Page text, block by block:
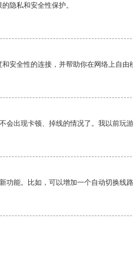
隐私和安全性保护。
安全性的连接，并帮助你在网络上自由
会出现卡顿、掉线的情况了。我以前玩
功能。比如，可以增加一个自动切换线